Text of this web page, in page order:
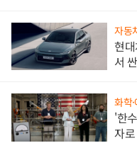
자동
현
서
화학
'한
자